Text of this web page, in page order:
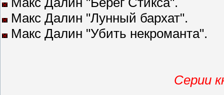
Макс Далин "Лунный бархат".
Макс Далин "Убить некроманта".
Серии